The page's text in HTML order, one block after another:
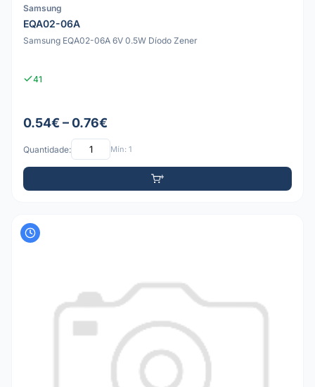
Samsung
EQA02-06A
Samsung EQA02-06A 6V 0.5W Díodo Zener
41
0.54€ – 0.76€
Quantidade: Mín: 1